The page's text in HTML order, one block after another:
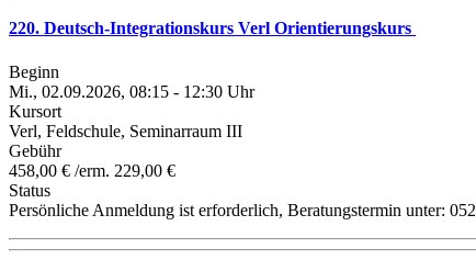
220. Deutsch-Integrationskurs Verl Orientierungskurs
Beginn
Mi., 02.09.2026, 08:15 - 12:30 Uhr
Kursort
Verl, Feldschule, Seminarraum III
Gebühr
458,00 € /erm. 229,00 €
Status
Persönliche Anmeldung ist erforderlich, Beratungstermin unter: